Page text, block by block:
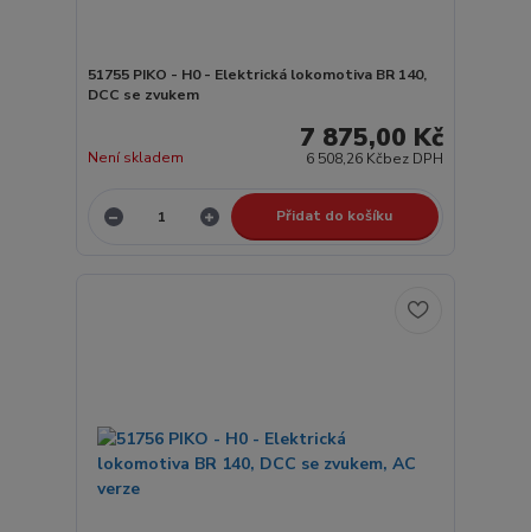
51755 PIKO - H0 - Elektrická lokomotiva BR 140,
DCC se zvukem
7 875,00 Kč
6 508,26 Kčbez DPH
Není skladem
Přidat do košíku